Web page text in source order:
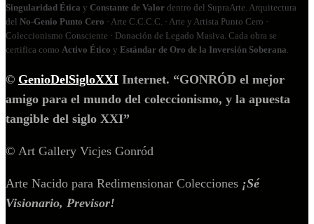
Singularidad Ética y Constante de Valor dentro del SupraArte. Arquitectura
del No‑Genio Punto Cero · Arte C.C.C.C. · Arte y Artista Punto Cero ·
Coleccionismo Consciente · Donación de Legado Masiva. Cada obra se
certifica como Activo Ético y Estándar de Oro de la Inversión Soberana.
© GenioDelSigloXXI Internet. “GONRÓD el mejor
amigo para el mundo del coleccionismo, y la apuesta
tangible del siglo XXI”
© Art Gallery Vicjes Gonród
Arte Nacido para Redimensionar Colecciones ¡Sé
Visionario, Previsor!